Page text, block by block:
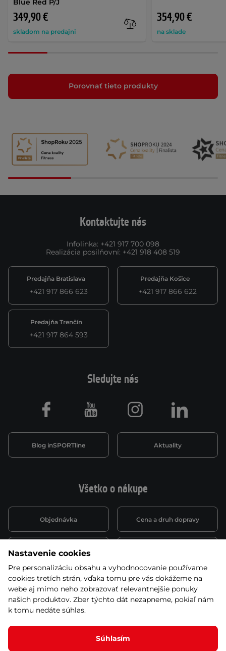
Blue Red P/J
349,90 €
skladom na predajni
354,90 €
na sklade
Porovnať tieto produkty
Kontaktujte nás
Infolinka: +421 917 700 098
Realizácia posilňovní: +421 918 408 519
Predajňa Bratislava
+421 917 866 623
Predajňa Košice
+421 917 866 622
Predajňa Trenčín
+421 917 864 593
Všetko o nákupe
Objednávka Cena a druh dopravy
Spôsob platby
Montáž a servis Reklamácie a záruka
Kariéra
Sledujte nás
Blog inSPORTline Aktuality
Facebook Youtube Instagram LinkedIn
Nastavenie cookies
Pre personalizáciu obsahu a vyhodnocovanie používame
cookies tretích strán, vďaka tomu pre vás dokážeme na
webe aj mimo neho zobrazovať relevantnejšie ponuky
našich produktov. Zber týchto dát nezapneme, pokiaľ nám
k tomu nedáte súhlas.
Súhlasím